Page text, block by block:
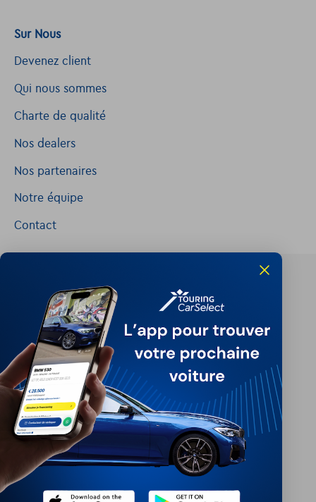
Sur Nous
Devenez client
Qui nous sommes
Charte de qualité
Nos dealers
Nos partenaires
Notre équipe
Contact
@2024 TCS Mobility SA/NV Copyright
Conditions Générales
Conditions d'assistance
Protection Des Données
Politique Des Cookies
Charte de qualité
Site Map